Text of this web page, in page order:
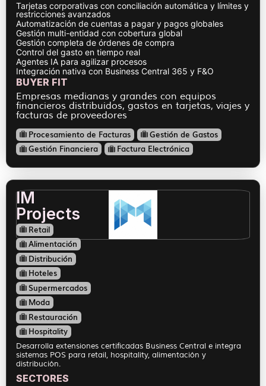
Tarjetas corporativas con conciliación automática y límites y
restricciones avanzados
Automatización de cuentas a pagar y pagos globales
Gestión multi-entidad con cobertura global
Gestión completa de órdenes de compra
Control del gasto en tiempo real
Agentes IA para agilizar procesos
Integración nativa con Business Central 365 y F&O
BUYER FIT
Empresas medianas y grandes con equipos
financieros distribuidos, gastos en tarjetas, viajes y
facturas de proveedores
Procesamiento de Facturas
Gestión de Gastos
Gestión Financiera
Factura Electrónica
IM
Projects
Retail
Alimentación
Distribución
Hoteles
Supermercados
Moda
Restauración
Hospitality
Desarrolla extensiones certificadas Business Central e integra
sistemas POS para retail, hospitality, alimentación y
distribución.
SECTORES